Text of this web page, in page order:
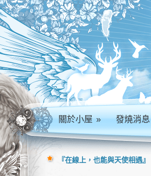
關於小屋» 發燒消息
『在線上，也能與天使相遇』